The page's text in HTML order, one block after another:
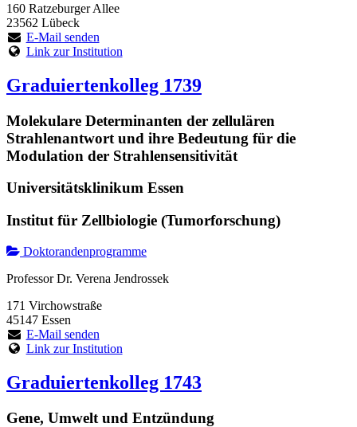
160 Ratzeburger Allee
23562 Lübeck
E-Mail senden
Link zur Institution
Graduiertenkolleg 1739
Molekulare Determinanten der zellulären
Strahlenantwort und ihre Bedeutung für die
Modulation der Strahlensensitivität
Universitätsklinikum Essen
Institut für Zellbiologie (Tumorforschung)
Doktorandenprogramme
Professor Dr. Verena Jendrossek
171 Virchowstraße
45147 Essen
E-Mail senden
Link zur Institution
Graduiertenkolleg 1743
Gene, Umwelt und Entzündung